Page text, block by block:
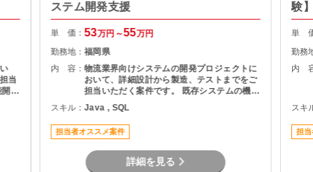
当
ステム開発支援
単 価：53万円～55万円
勤務地：福岡県
内 容：物流業界向けシステムの開発プロジェクトに
おいて、詳細設計から製造、テストまでをご
担当いただく案件です。 既存システムの機能
追加や改修を中心に対応いただき、長期的に
プロジェクトへ参画できる環境となっていま
す。 物流システムの経験がなくても、Java
による業務系開発経験を活かして参画可能で
スキル：Java , SQL
担当者オススメ案件
詳細を見る
験
援
単
勤務
内
スキ
担当